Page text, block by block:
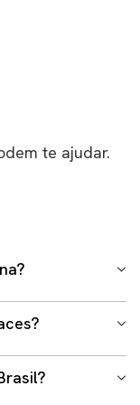
te ajudar.
oficiais
na
feitos a partir
Shopee,